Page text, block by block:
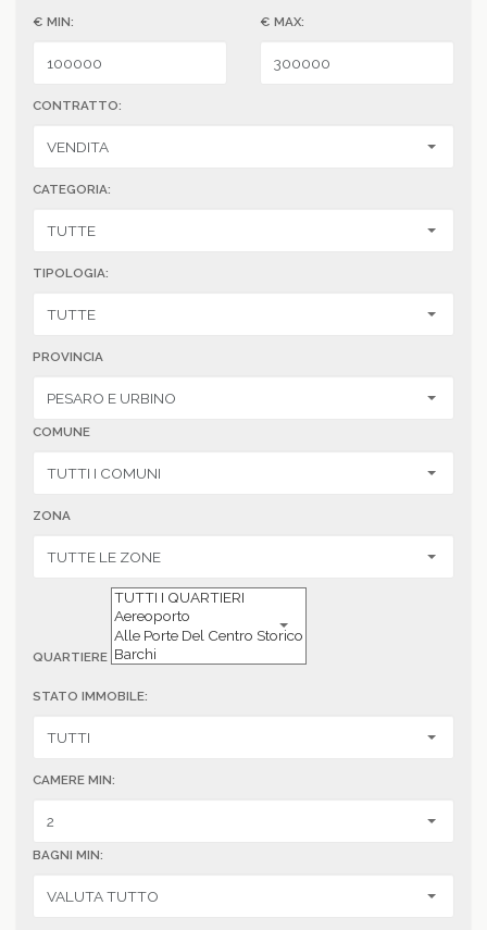
€ MIN: € MAX:
CONTRATTO:
CATEGORIA:
TIPOLOGIA:
PROVINCIA
COMUNE
ZONA
QUARTIERE
STATO IMMOBILE:
CAMERE MIN:
BAGNI MIN: